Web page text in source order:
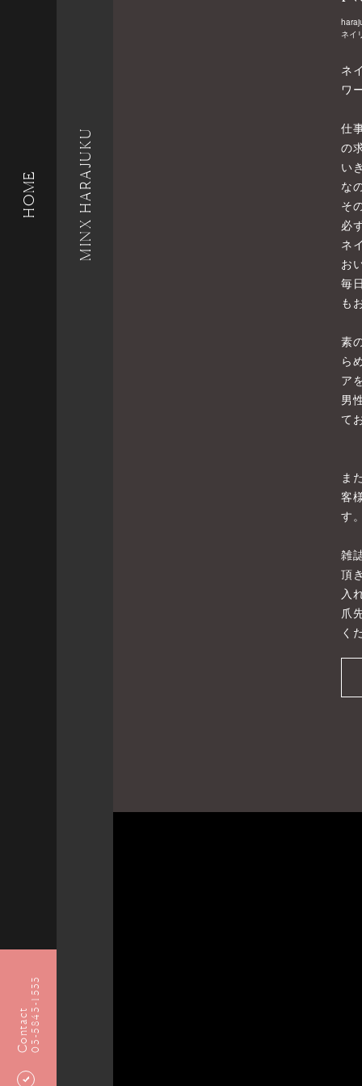
HOME
Contact03-5843-1533
MINX HARAJUKU
ネイ
ネ
ワ
仕
の
い
な
そ
必
ネ
お
毎
も
素
ら
ア
男
て
ま
客
す
雑
頂
入
爪
く